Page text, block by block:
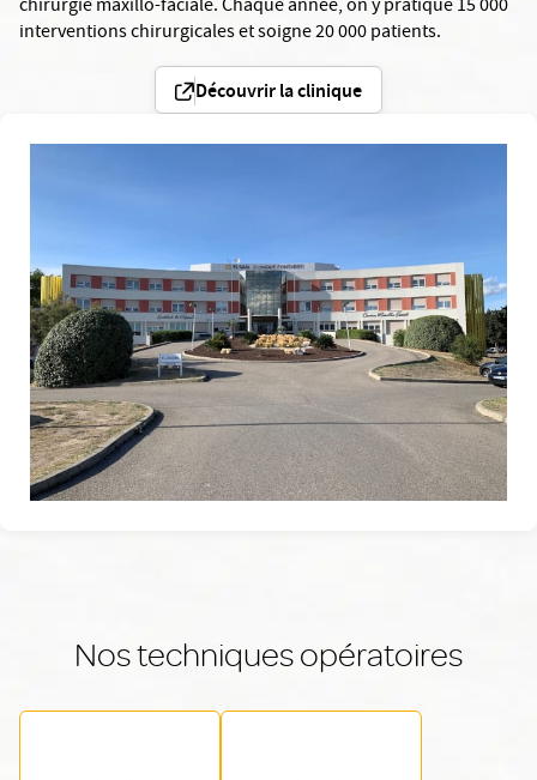
chirurgie maxillo-faciale. Chaque année, on y pratique 15 000
interventions chirurgicales et soigne 20 000 patients.
Découvrir la clinique
Nos techniques opératoires